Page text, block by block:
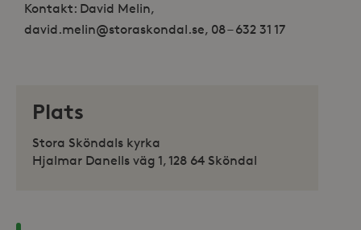
Kontakt: David Melin,
david.melin@storaskondal.se, 08 – 632 31 17
Plats
Stora Sköndals kyrka
Hjalmar Danells väg 1, 128 64 Sköndal